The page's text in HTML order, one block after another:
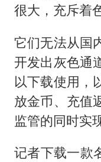
很大，充斥着
它们无法从国
开发出灰色通
以下载使用，
放金币、充值
监管的同时实
记者下载一款